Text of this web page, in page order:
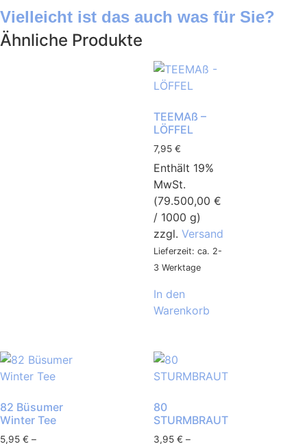
Vielleicht ist das auch was für Sie?
Ähnliche Produkte
TEEMAß –
LÖFFEL
7,95 €
Enthält 19%
MwSt.
(79.500,00 €
/ 1000 g)
zzgl. Versand
Lieferzeit: ca. 2-
3 Werktage
In den
Warenkorb
82 Büsumer
Winter Tee
5,95 € –
80
STURMBRAUT
3,95 € –